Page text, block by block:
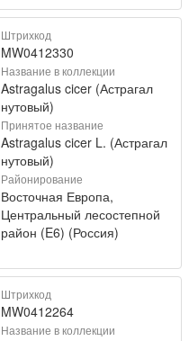
Штрихкод
MW0412330
Название в коллекции
Astragalus cicer (Астрагал
нутовый)
Принятое название
Astragalus cicer L. (Астрагал
нутовый)
Районирование
Восточная Европа,
Центральный лесостепной
район (E6) (Россия)
Штрихкод
MW0412264
Название в коллекции